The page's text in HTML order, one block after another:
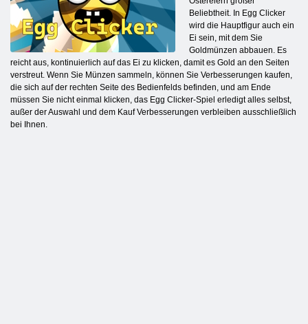
Beliebtheit. In Egg Clicker
wird die Hauptfigur auch ein
Ei sein, mit dem Sie
Goldmünzen abbauen. Es
reicht aus, kontinuierlich auf das Ei zu klicken, damit es Gold an den Seiten
verstreut. Wenn Sie Münzen sammeln, können Sie Verbesserungen kaufen,
die sich auf der rechten Seite des Bedienfelds befinden, und am Ende
müssen Sie nicht einmal klicken, das Egg Clicker-Spiel erledigt alles selbst,
außer der Auswahl und dem Kauf Verbesserungen verbleiben ausschließlich
bei Ihnen.